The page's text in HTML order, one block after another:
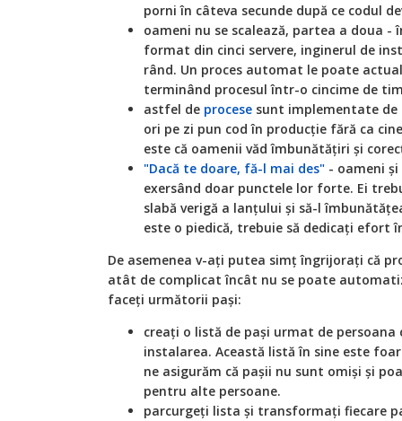
porni în câteva secunde după ce codul
oameni nu se scalează, partea a doua -
format din cinci servere, inginerul de
rând. Un proces automat le poate
terminând procesul într-o cincime de
astfel de procese sunt implementate de
ori pe zi pun cod în producție fără ca
este că oamenii văd îmbunătățiri și
"Dacă te doare, fă-l mai des" - oameni
exersând doar punctele lor forte. Ei
slabă verigă a lanțului și să-l
este o piedică, trebuie să dedicați efort
De asemenea v-ați putea simț îngrijorați că
atât de complicat încât nu se poate
faceți următorii pași:
creați o listă de pași urmat de
instalarea. Această listă în sine este
ne asigurăm că pașii nu sunt omiși și
pentru alte persoane.
parcurgeți lista și transformați fiecare